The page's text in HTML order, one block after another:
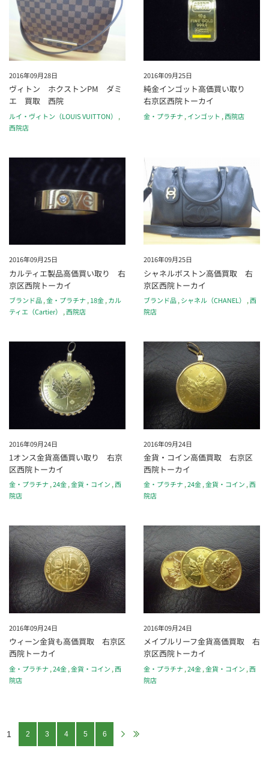
2016年09月28日
ヴィトン ホクストンPM ダミ
エ 買取 西院
ルイ・ヴィトン（LOUIS VUITTON）
,
西院店
2016年09月25日
純金インゴット高価買い取り
右京区西院トーカイ
金・プラチナ, インゴット ,西院店
2016年09月25日
カルティエ製品高価買い取り 右
京区西院トーカイ
ブランド品,金・プラチナ, 18金, カル
ティエ（Cartier）
,西院店
2016年09月25日
シャネルボストン高価買取 右
京区西院トーカイ
ブランド品, シャネル（CHANEL） ,西
院店
2016年09月24日
1オンス金貨高価買い取り 右京
区西院トーカイ
金・プラチナ,24金,金貨・コイン ,西
院店
2016年09月24日
金貨・コイン高価買取 右京区
西院トーカイ
金・プラチナ,24金,金貨・コイン ,西
院店
2016年09月24日
ウィーン金貨も高価買取 右京区
西院トーカイ
金・プラチナ,24金,金貨・コイン ,西
院店
2016年09月24日
メイプルリーフ金貨高価買取 右
京区西院トーカイ
金・プラチナ,24金,金貨・コイン ,西
院店
1 2 3 4 5 6